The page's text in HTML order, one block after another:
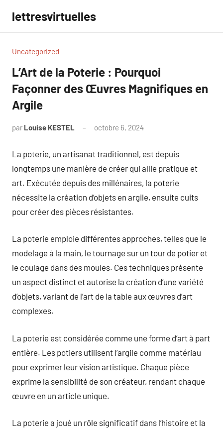
contenu
lettresvirtuelles
Uncategorized
L’Art de la Poterie : Pourquoi
Façonner des Œuvres Magnifiques en
Argile
par Louise KESTEL octobre 6, 2024
La poterie, un artisanat traditionnel, est depuis
longtemps une manière de créer qui allie pratique et
art. Exécutée depuis des millénaires, la poterie
nécessite la création d’objets en argile, ensuite cuits
pour créer des pièces résistantes.
La poterie emploie différentes approches, telles que le
modelage à la main, le tournage sur un tour de potier et
le coulage dans des moules. Ces techniques présente
un aspect distinct et autorise la création d’une variété
d’objets, variant de l’art de la table aux œuvres d’art
complexes.
La poterie est considérée comme une forme d’art à part
entière. Les potiers utilisent l’argile comme matériau
pour exprimer leur vision artistique. Chaque pièce
exprime la sensibilité de son créateur, rendant chaque
œuvre en un article unique.
La poterie a joué un rôle significatif dans l’histoire et la